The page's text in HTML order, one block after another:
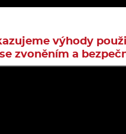
výhody
zvoněním a